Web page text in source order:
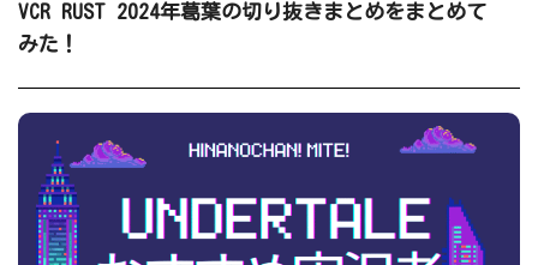
VCR RUST 2024年葛葉の切り抜きまとめをまとめて
みた！